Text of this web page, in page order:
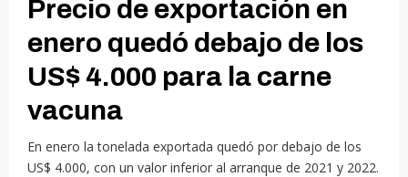
Precio de exportación en
enero quedó debajo de los
US$ 4.000 para la carne
vacuna
En enero la tonelada exportada quedó por debajo de los
US$ 4.000, con un valor inferior al arranque de 2021 y 2022.